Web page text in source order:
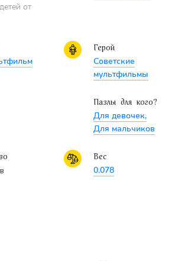
от
Герой
Советские
мультфильмы
Пазлы для кого?
Для девочек,
Для мальчиков
Вес
0.078